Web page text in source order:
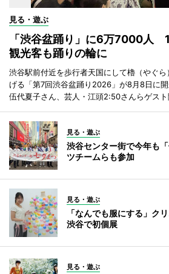
見る・遊ぶ
「渋谷盆踊り」に6万7000人
観光客も踊りの輪に
渋谷駅前付近を歩行者天国にして櫓（やぐ
げる「第7回渋谷盆踊り2026」が8月8日に
伍代夏子さん、芸人・江頭2:50さんらゲスト
見る・遊ぶ
渋谷センター街で今年も
ツチームらも参加
見る・遊ぶ
「なんでも服にする」ク
渋谷で初個展
見る・遊ぶ